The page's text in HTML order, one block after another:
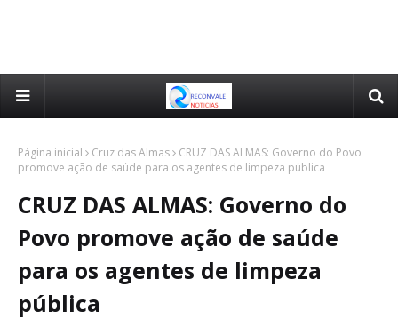
Página inicial Cruz das Almas
CRUZ DAS ALMAS: Governo do Povo
promove ação de saúde para os agentes de limpeza pública
CRUZ DAS ALMAS: Governo do
Povo promove ação de saúde
para os agentes de limpeza
pública